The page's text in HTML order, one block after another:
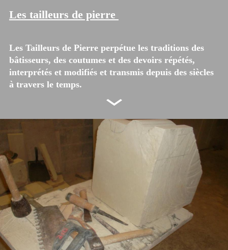
Les tailleurs de pierre
Les Tailleurs de Pierre perpétue les traditions des
bâtisseurs, des coutumes et des devoirs répétés,
interprétés et modifiés et transmis depuis des siècles
à travers le temps.
spécialités des métiers de la pierre permettent après
façonnage de bâtir ou de rénover un patrimoine
architectural du plus ancien au plus comtemporain.
L’art de comprendre la pierre…
Un bon tailleur de pierre possède avant tout la
faculté de « ressentir » par avance la forme
harmonieuse cachée au sein de la roche brute, afin
de la concrétiser par ce que l'on nomme la
stéréotomie. Mais l’art de comprendre la pierre,
c’est aussi la capacité d’adapter ses méthodes de
travail aux techniques et aux usages de l’époque
concernée, afin d'en préserver l’authenticité.